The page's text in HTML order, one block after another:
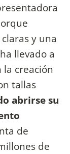
y una
llevado a
creación
tallas
abrirse su
de
de